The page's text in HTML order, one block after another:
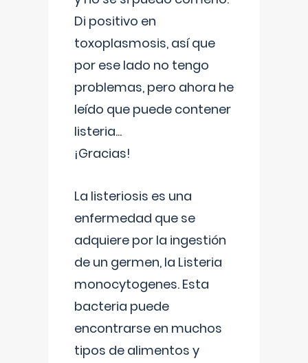
Di positivo en
toxoplasmosis, así que
por ese lado no tengo
problemas, pero ahora he
leído que puede contener
listeria...
¡Gracias!
La listeriosis es una
enfermedad que se
adquiere por la ingestión
de un germen, la Listeria
monocytogenes. Esta
bacteria puede
encontrarse en muchos
tipos de alimentos y